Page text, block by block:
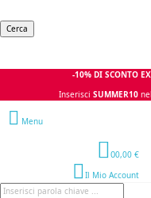
Cerca
-10% DI SCONTO
Inserisci SUMMER10
Menu
00,00 €
Il Mio Account